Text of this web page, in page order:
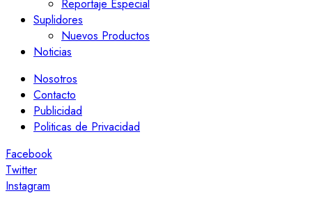
Reportaje Especial
Suplidores
Nuevos Productos
Noticias
Nosotros
Contacto
Publicidad
Politicas de Privacidad
Facebook
Twitter
Instagram